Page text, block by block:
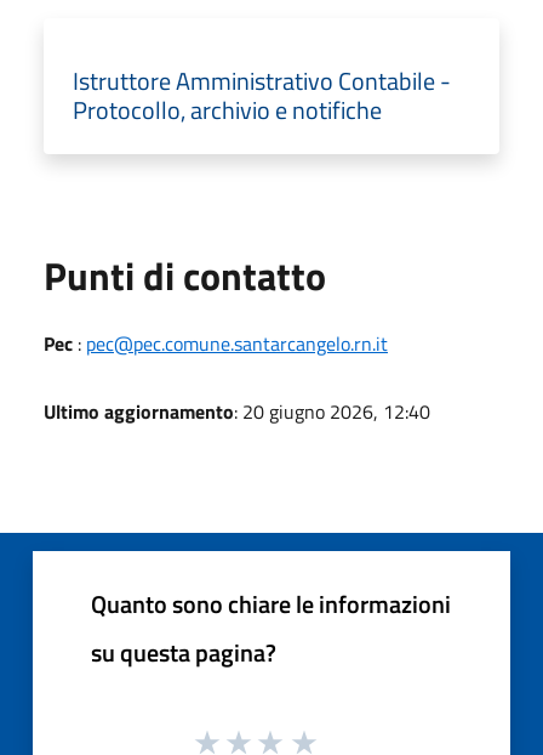
Istruttore Amministrativo Contabile -
Protocollo, archivio e notifiche
Punti di contatto
Pec : pec@pec.comune.santarcangelo.rn.it
Ultimo aggiornamento: 20 giugno 2026, 12:40
Quanto sono chiare le informazioni
su questa pagina?